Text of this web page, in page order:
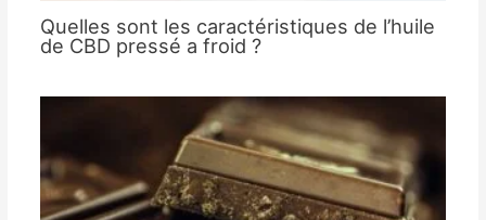
Quelles sont les caractéristiques de l’huile
de CBD pressé a froid ?